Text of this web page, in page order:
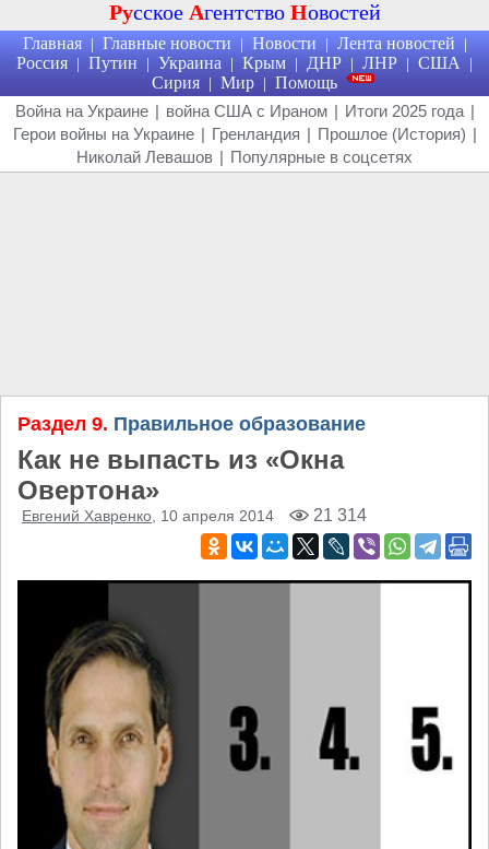
Русское Агентство Новостей
Главная | Главные новости | Новости | Лента новостей |
Россия | Путин | Украина | Крым | ДНР | ЛНР | США |
Сирия | Мир | Помощь
Война на Украине | война США с Ираном | Итоги 2025 года |
Герои войны на Украине | Гренландия | Прошлое (История) |
Николай Левашов | Популярные в соцсетях
Раздел 9. Правильное образование
Как не выпасть из «Окна
Овертона»
Евгений Хавренко , 10 апреля 2014 21 314